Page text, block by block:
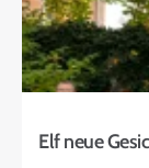
Elf neue